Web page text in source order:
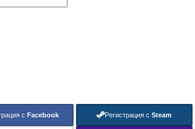
с Facebook Регистрация с Steam